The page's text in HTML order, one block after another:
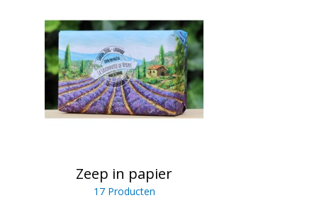
Zeep in papier
17 Producten